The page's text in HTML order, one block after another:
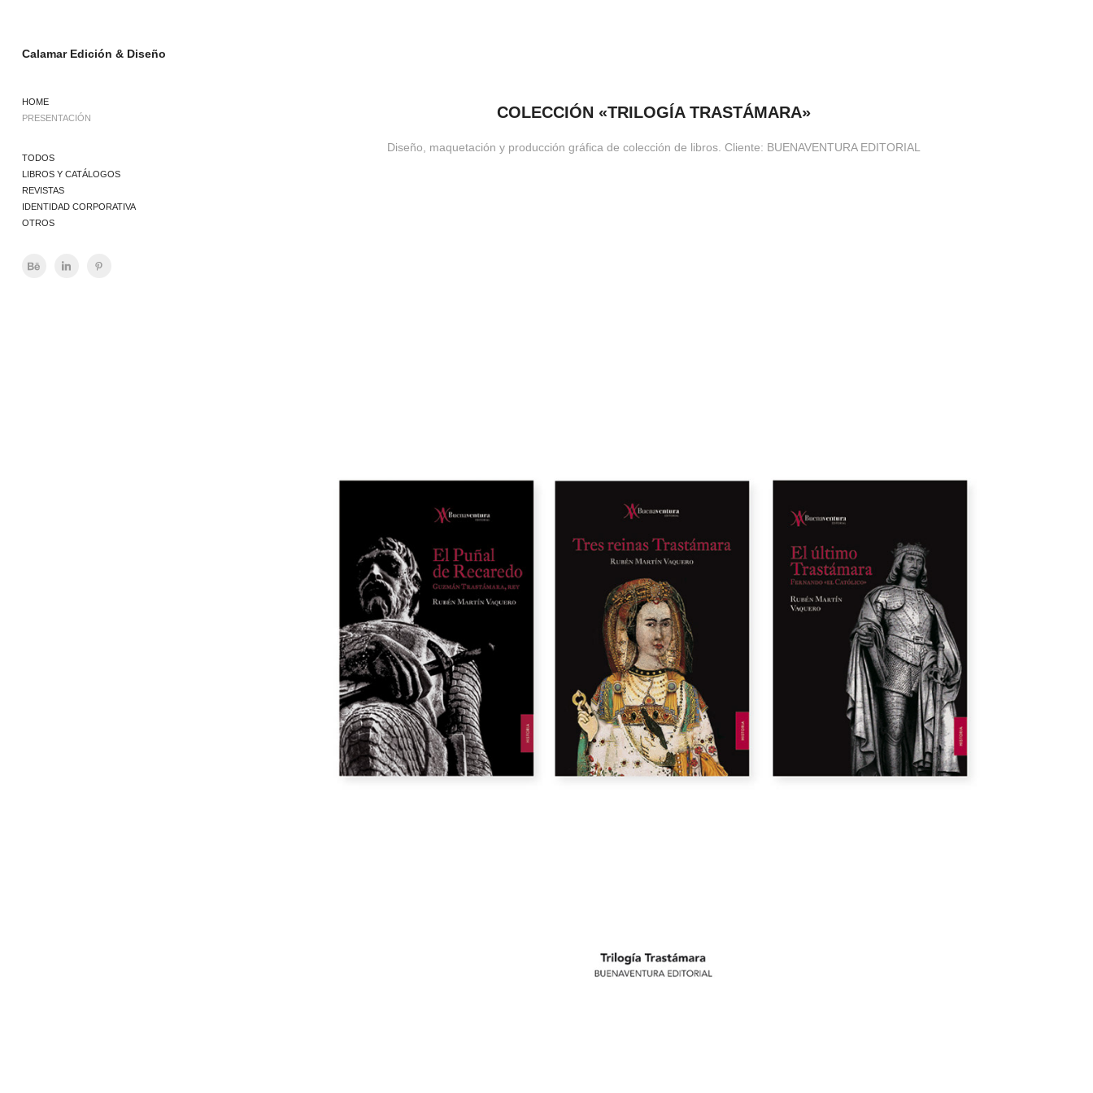
Calamar Edición & Diseño
HOME
PRESENTACIÓN
TODOS
LIBROS Y CATÁLOGOS
REVISTAS
IDENTIDAD CORPORATIVA
OTROS
COLECCIÓN «TRILOGÍA TRASTÁMARA»
Diseño, maquetación y producción gráfica de colección de libros. Cliente: BUENAVENTURA EDITORIAL